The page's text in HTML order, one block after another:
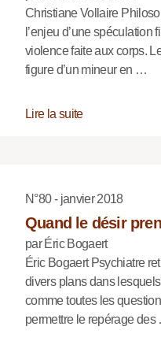
Christiane Vollaire
l’enjeu d’une spéculation
violence faite aux corps.
figure d’un mineur en …
Lire la suite
N°80 - janvier 2018
Quand le désir
par Éric Bogaert
Éric Bogaert Psychiatre
divers plans dans
comme toutes les
permettre le repérage